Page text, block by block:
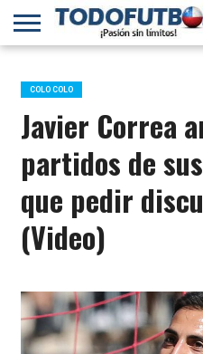
PRIMERA
B
SELECCIÓN
CHILENA
CHILENOS
EN EL
MUNDO
FÚTBOL
INTERNACIONAL
COLO COLO
Javier Correa
partidos de
que pedir
(Video)